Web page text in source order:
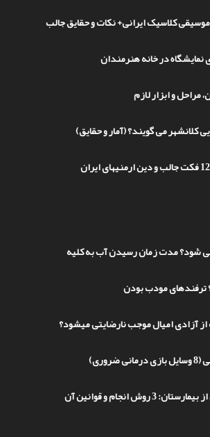
در خانه هنرمندان
و ابزار لازم
کلانشهر می گویند؟ (آمار و حقایق)
شود؟ مدت زمان رسیدن آب به کلیه
ترفندهای مودب بودن
از آزادی امیال موجب نارضایتی میشود؟
انجام و قوانین آن